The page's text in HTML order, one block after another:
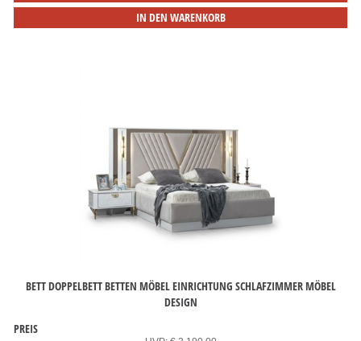
IN DEN WARENKORB
BETT DOPPELBETT BETTEN MÖBEL EINRICHTUNG SCHLAFZIMMER MÖBEL
DESIGN
PREIS